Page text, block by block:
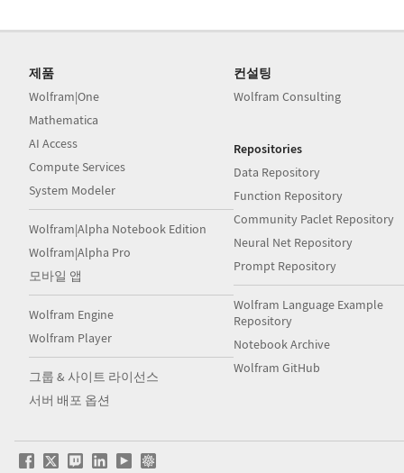
제품
Wolfram|One
Mathematica
AI Access
Compute Services
System Modeler
Wolfram|Alpha Notebook Edition
Wolfram|Alpha Pro
모바일 앱
Wolfram Engine
Wolfram Player
그룹 & 사이트 라이선스
서버 배포 옵션
컨설팅
Wolfram Consulting
Repositories
Data Repository
Function Repository
Community Paclet Repository
Neural Net Repository
Prompt Repository
Wolfram Language Example
Repository
Notebook Archive
Wolfram GitHub